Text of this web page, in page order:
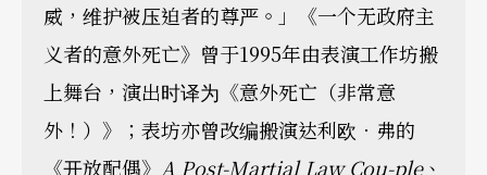
威，维护被压迫者的尊严。」《一个无政府主
义者的意外死亡》曾于1995年由表演工作坊搬
上舞台，演出时译为《意外死亡（非常意
外！）》；表坊亦曾改编搬演达利欧．弗的
《开放配偶》 A Post-Martial Law Cou-ple、